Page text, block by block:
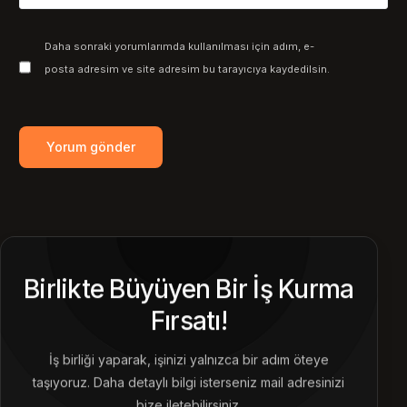
Daha sonraki yorumlarımda kullanılması için adım, e-
posta adresim ve site adresim bu tarayıcıya kaydedilsin.
Birlikte Büyüyen Bir İş Kurma
Fırsatı!
İş birliği yaparak, işinizi yalnızca bir adım öteye
taşıyoruz. Daha detaylı bilgi isterseniz mail adresinizi